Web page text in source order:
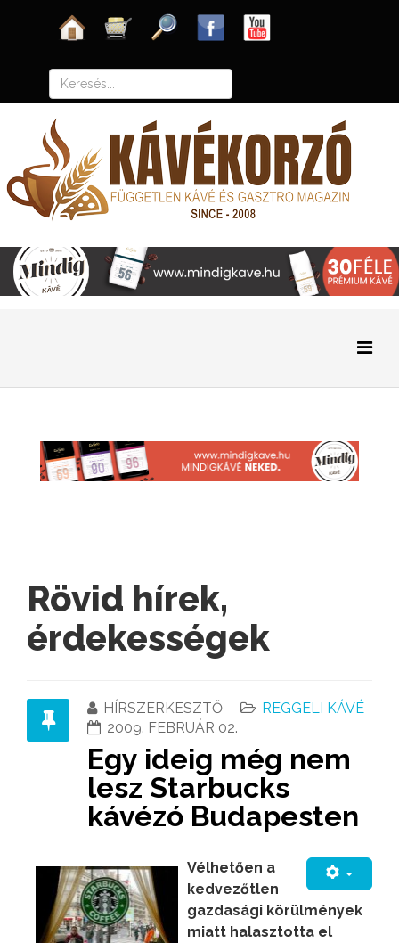
Rövid hírek,
érdekességek
HÍRSZERKESZTŐ
REGGELI KÁVÉ
2009. FEBRUÁR 02.
Egy ideig még nem
lesz Starbucks
kávézó Budapesten
Vélhetően a
kedvezőtlen
gazdasági körülmények
miatt halasztotta el